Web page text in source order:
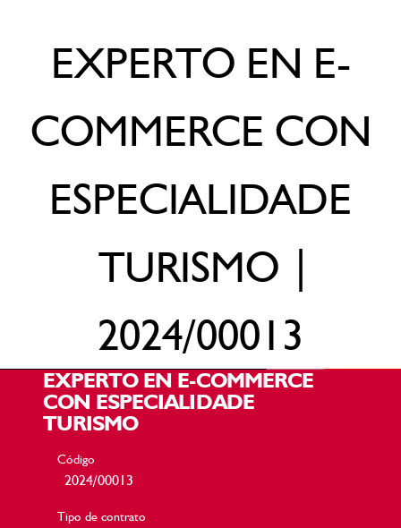
EXPERTO EN E-
COMMERCE CON
ESPECIALIDADE
TURISMO |
2024/00013
EXPERTO EN E-COMMERCE
CON ESPECIALIDADE
TURISMO
Código
2024/00013
Tipo de contrato